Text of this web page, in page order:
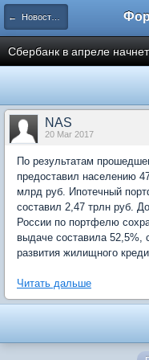
← Новости рынка недвижимости
Сбербанк в апреле
NAS
20 Mar 2017
По результатам
предоставил населению
млрд руб. Ипотечный
составил 2,47 трлн руб.
России по портфелю
выдаче составила 52,5%,
развития жилищного
Читать дальше